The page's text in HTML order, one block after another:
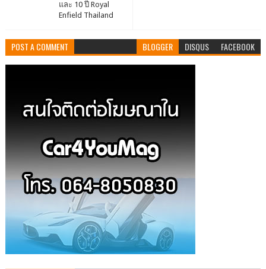
และ 10 ปี Royal
Enfield Thailand
POST A COMMENT BLOGGER DISQUS FACEBOOK